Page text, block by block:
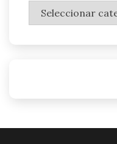
Categorias